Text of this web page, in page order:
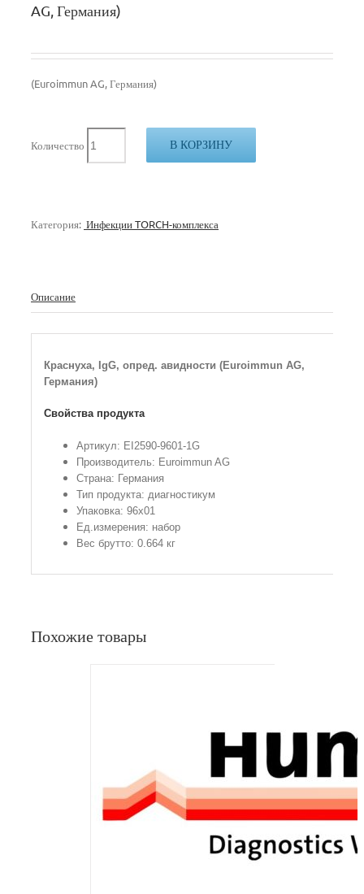
AG, Германия)
(Euroimmun AG, Германия)
Количество В КОРЗИНУ
Категория: Инфекции TORCH-комплекса
Описание
Краснуха, IgG, опред. авидности (Euroimmun AG,
Германия)
Свойства продукта
Артикул: EI2590-9601-1G
Производитель: Euroimmun AG
Страна: Германия
Тип продукта: диагностикум
Упаковка: 96х01
Ед.измерения: набор
Вес брутто: 0.664 кг
Похожие товары